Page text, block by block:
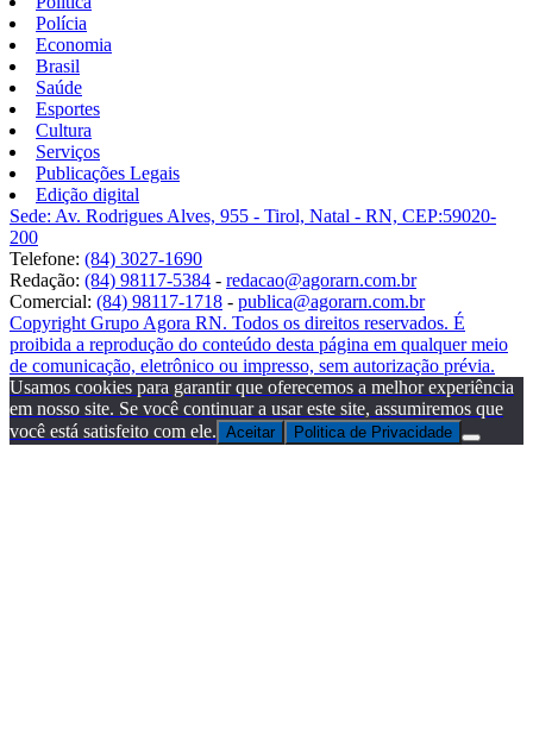
Polícia
Economia
Brasil
Saúde
Esportes
Cultura
Serviços
Publicações Legais
Edição digital
Sede: Av. Rodrigues Alves, 955 - Tirol, Natal - RN, CEP:59020-
200
Telefone: (84) 3027-1690
Redação: (84) 98117-5384 - redacao@agorarn.com.br
Comercial: (84) 98117-1718 - publica@agorarn.com.br
Copyright Grupo Agora RN. Todos os direitos reservados. É
proibida a reprodução do conteúdo desta página em qualquer meio
de comunicação, eletrônico ou impresso, sem autorização prévia.
Usamos cookies para garantir que oferecemos a melhor experiência
em nosso site. Se você continuar a usar este site, assumiremos que
você está satisfeito com ele. Aceitar Politica de Privacidade